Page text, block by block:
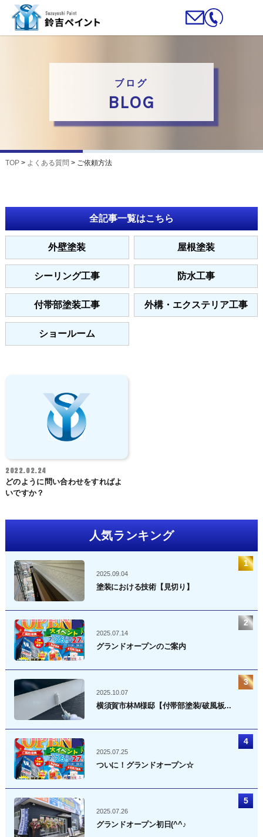
ブログ
BLOG
TOP> よくある質問 > ご依頼方法
全記事一覧はこちら
外壁塗装 屋根塗装
シーリング工事 防水工事
付帯部塗装工事 外構・エクステリア工事
ショールーム
2022.02.24
どのように問い合わせをすればよ
いですか？
人気ランキング
2025.09.04
塗装における技術【見切り】
2025.07.14
グランドオープンのご案内
2025.10.07
横須賀市林M様邸【付帯部塗装/破風板...
2025.07.25
ついに！グランドオープン☆
2025.07.26
グランドオープン初日(^^♪